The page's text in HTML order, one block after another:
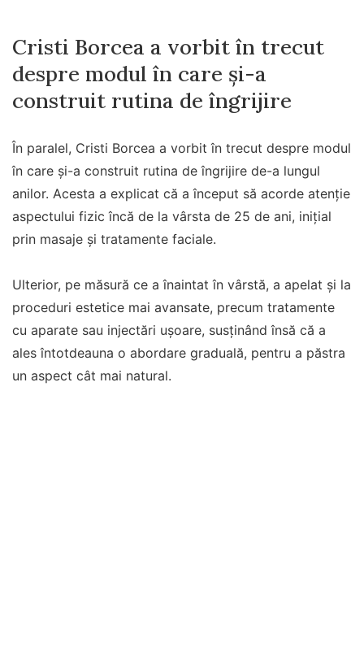
Cristi Borcea a vorbit în trecut
despre modul în care și-a
construit rutina de îngrijire
În paralel, Cristi Borcea a vorbit în trecut despre modul
în care și-a construit rutina de îngrijire de-a lungul
anilor. Acesta a explicat că a început să acorde atenție
aspectului fizic încă de la vârsta de 25 de ani, inițial
prin masaje și tratamente faciale.
Ulterior, pe măsură ce a înaintat în vârstă, a apelat și la
proceduri estetice mai avansate, precum tratamente
cu aparate sau injectări ușoare, susținând însă că a
ales întotdeauna o abordare graduală, pentru a păstra
un aspect cât mai natural.